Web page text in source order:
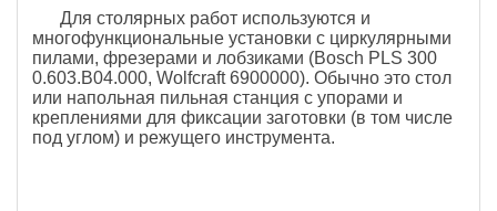
Для столярных работ используются и
многофункциональные установки с циркулярными
пилами, фрезерами и лобзиками (Bosch PLS 300
0.603.B04.000, Wolfcraft 6900000). Обычно это стол
или напольная пильная станция с упорами и
креплениями для фиксации заготовки (в том числе
под углом) и режущего инструмента.